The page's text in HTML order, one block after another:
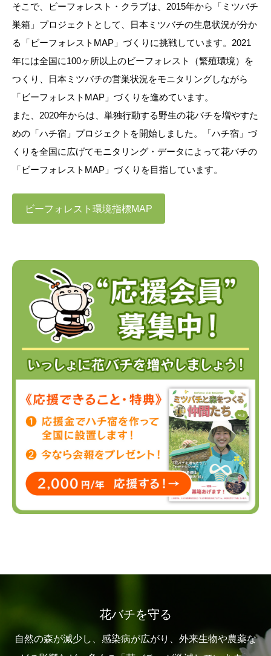
そこで、ビーフォレスト・クラブは、2015年から「ミツバチ
巣箱」プロジェクトとして、日本ミツバチの生息状況が分か
る「ビーフォレストMAP」づくりに挑戦しています。2021
年には全国に100ヶ所以上のビーフォレスト（繁殖環境）を
つくり、日本ミツバチの営巣状況をモニタリングしながら
「ビーフォレストMAP」づくりを進めています。
また、2020年からは、単独行動する野生の花バチを増やすた
めの「ハチ宿」プロジェクトを開始しました。「ハチ宿」づ
くりを全国に広げてモニタリング・データによって花バチの
「ビーフォレストMAP」づくりを目指しています。
ビーフォレスト環境指標MAP
花バチを守る
自然の森が減少し、感染病が広がり、外来生物や農薬な